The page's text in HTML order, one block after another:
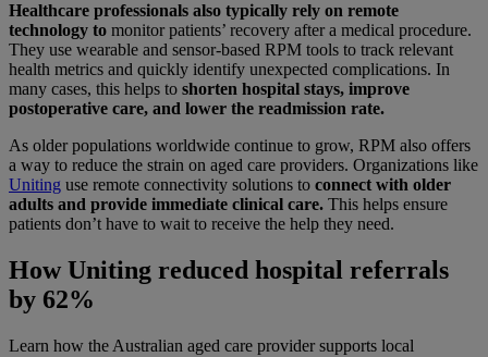
Healthcare professionals also typically rely on remote
technology to monitor patients’ recovery after a medical procedure.
They use wearable and sensor-based RPM tools to track relevant
health metrics and quickly identify unexpected complications. In
many cases, this helps to shorten hospital stays, improve
postoperative care, and lower the readmission rate.
As older populations worldwide continue to grow, RPM also offers
a way to reduce the strain on aged care providers. Organizations like
Uniting use remote connectivity solutions to connect with older
adults and provide immediate clinical care. This helps ensure
patients don’t have to wait to receive the help they need.
How Uniting reduced hospital referrals
by 62%
Learn how the Australian aged care provider supports local